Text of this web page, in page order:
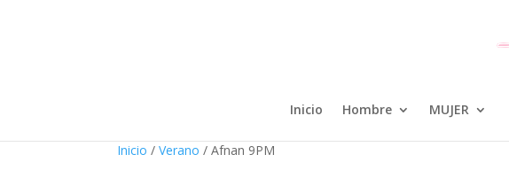
Inicio Hombre MUJER
Inicio / Verano / Afnan 9PM